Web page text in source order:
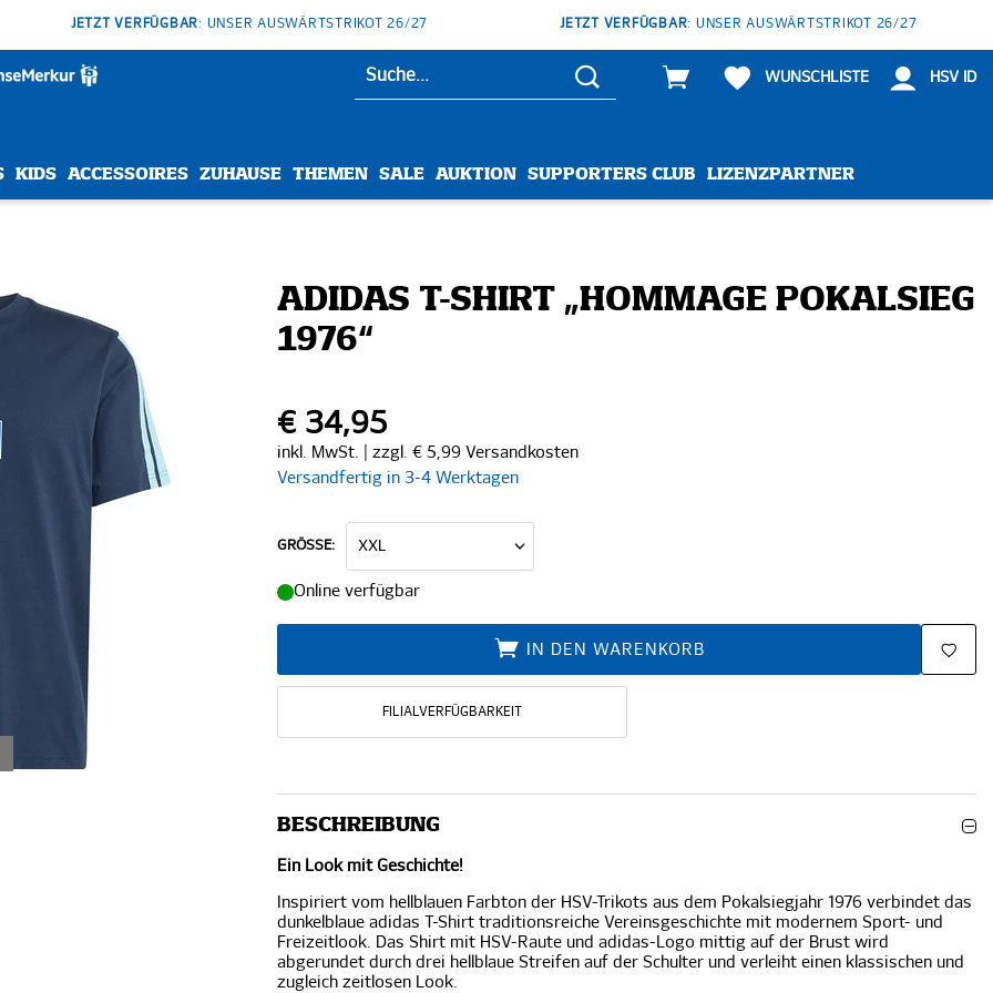
JETZT VERFÜGBAR: UNSER AUSWÄRTSTRIKOT 26/27 JETZT VERFÜGBAR: UNSER AUSWÄRTSTRIKOT 26/27
WUNSCHLISTE HSV ID
KIDS ACCESSOIRES ZUHAUSE THEMEN SALE AUKTION SUPPORTERS CLUB LIZENZPARTNER
ADIDAS T-SHIRT „HOMMAGE POKALSIEG
1976“
€ 34,95
inkl. MwSt. | zzgl. € 5,99 Versandkosten
Versandfertig in 3-4 Werktagen
GRÖSSE:
Online verfügbar
IN DEN WARENKORB
FILIALVERFÜGBARKEIT
BESCHREIBUNG
Ein Look mit Geschichte!
Inspiriert vom hellblauen Farbton der HSV-Trikots aus dem Pokalsiegjahr 1976 verbindet das
dunkelblaue adidas T-Shirt traditionsreiche Vereinsgeschichte mit modernem Sport- und
Freizeitlook. Das Shirt mit HSV-Raute und adidas-Logo mittig auf der Brust wird
abgerundet durch drei hellblaue Streifen auf der Schulter und verleiht einen klassischen und
zugleich zeitlosen Look.